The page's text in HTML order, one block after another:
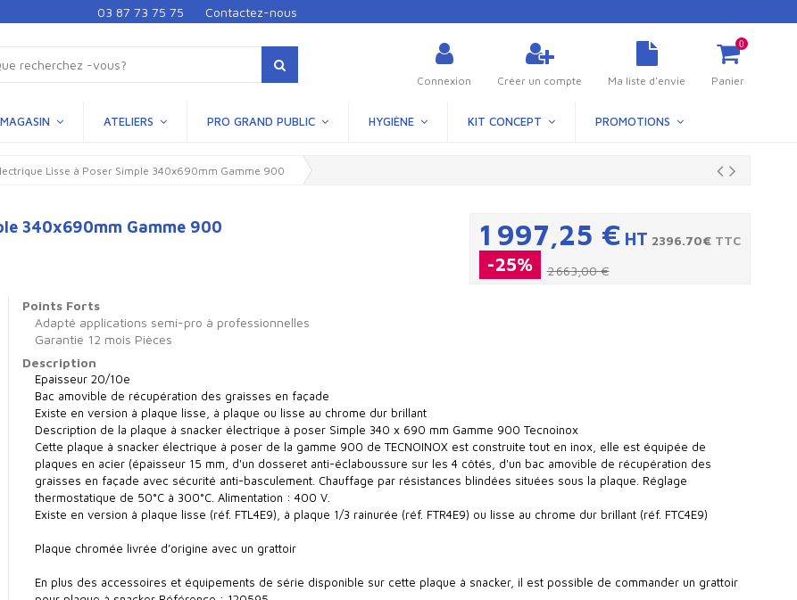
03 87 73 75 75 Contactez-nous
Connexion Créer un compte Ma liste d'envie
0
Panier
MAGASIN ATELIERS PRO GRAND PUBLIC HYGIÈNE KIT CONCEPT PROMOTIONS
Lisse à Poser Simple 340x690mm Gamme 900
340x690mm Gamme 900 1 997,25 € HT 2396.70€ TTC
-25% 2 663,00 €
Points Forts
Adapté applications semi-pro à professionnelles
Garantie 12 mois Pièces
Description
Epaisseur 20/10e
Bac amovible de récupération des graisses en façade
Existe en version à plaque lisse, à plaque ou lisse au chrome dur brillant
Description de la plaque à snacker électrique à poser Simple 340 x 690 mm Gamme 900 Tecnoinox
Cette plaque à snacker électrique à poser de la gamme 900 de TECNOINOX est construite tout en inox, elle est équipée de
plaques en acier (épaisseur 15 mm, d'un dosseret anti-éclaboussure sur les 4 côtés, d'un bac amovible de récupération des
graisses en façade avec sécurité anti-basculement. Chauffage par résistances blindées situées sous la plaque. Réglage
thermostatique de 50°C à 300°C. Alimentation : 400 V.
Existe en version à plaque lisse (réf. FTL4E9), à plaque 1/3 rainurée (réf. FTR4E9) ou lisse au chrome dur brillant (réf. FTC4E9)
Plaque chromée livrée d’origine avec un grattoir
En plus des accessoires et équipements de série disponible sur cette plaque à snacker, il est possible de commander un grattoir